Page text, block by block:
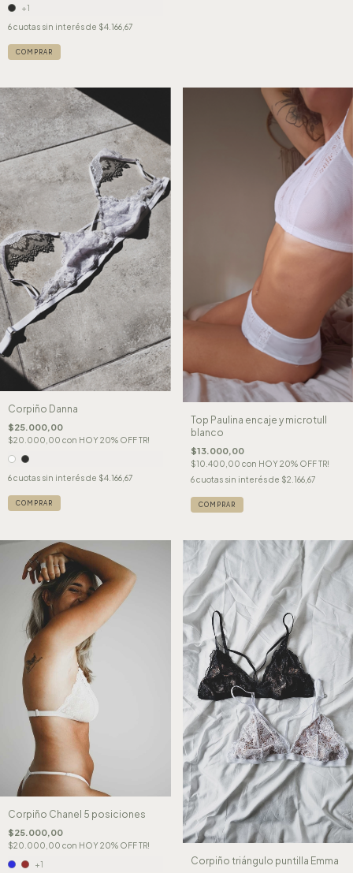
+1
6cuotas sin interés de $4.166,67
COMPRAR
Corpiño Danna
$25.000,00
$20.000,00 con HOY 20% OFF TR!
6cuotas sin interés de $4.166,67
COMPRAR
Top Paulina encaje y microtull
blanco
$13.000,00
$10.400,00 con HOY 20% OFF TR!
6 cuotas sin interés de $2.166,67
COMPRAR
Corpiño Chanel 5 posiciones
$25.000,00
$20.000,00 con HOY 20% OFF TR!
+1
Corpiño triángulo puntilla Emma